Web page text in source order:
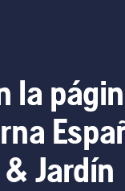
la
Jardín